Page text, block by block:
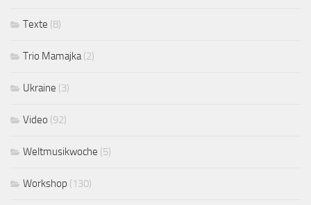
Texte (8)
Trio Mamajka(2)
Ukraine (3)
Video (92)
Weltmusikwoche (5)
Workshop (130)